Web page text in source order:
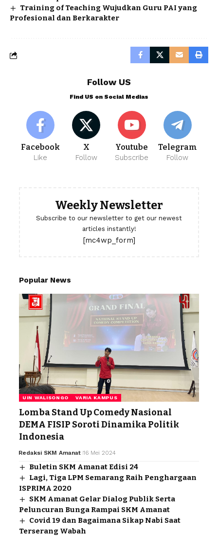
Training of Teaching Wujudkan Guru PAI yang
Profesional dan Berkarakter
Follow US
Find US on Social Medias
Facebook
Like
X
Follow
Youtube
Subscribe
Telegram
Follow
Weekly Newsletter
Subscribe to our newsletter to get our newest
articles instantly!
[mc4wp_form]
Popular News
UIN WALISONGO VARIA KAMPUS
Lomba Stand Up Comedy Nasional
DEMA FISIP Soroti Dinamika Politik
Indonesia
Redaksi SKM Amanat 16 Mei 2024
Buletin SKM Amanat Edisi 24
Lagi, Tiga LPM Semarang Raih Penghargaan
ISPRIMA 2020
SKM Amanat Gelar Dialog Publik Serta
Peluncuran Bunga Rampai SKM Amanat
Covid 19 dan Bagaimana Sikap Nabi Saat
Terserang Wabah